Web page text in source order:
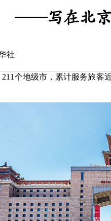
——写在北京
社
个地级市，累计服务旅客